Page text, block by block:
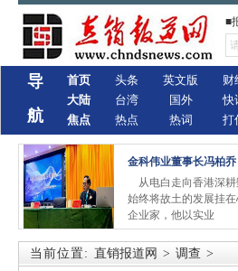
■
导
航
首页
大陆
焦点
头条
台湾
热点
英文版
国外
热词
财
快
打
金科伟业董事长冯柏乔
从电白走向香港深耕
始终将故土的发展挂
企业家，他以实业
当前位置: 直销报道网 > 调查 >